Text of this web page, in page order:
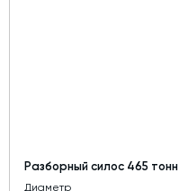
Разборный силос 465 тонн
Диаметр